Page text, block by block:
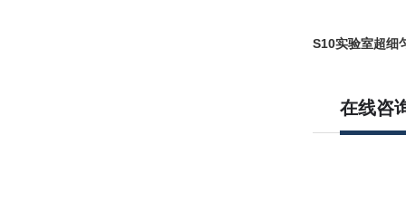
S10实验室超细
在线咨